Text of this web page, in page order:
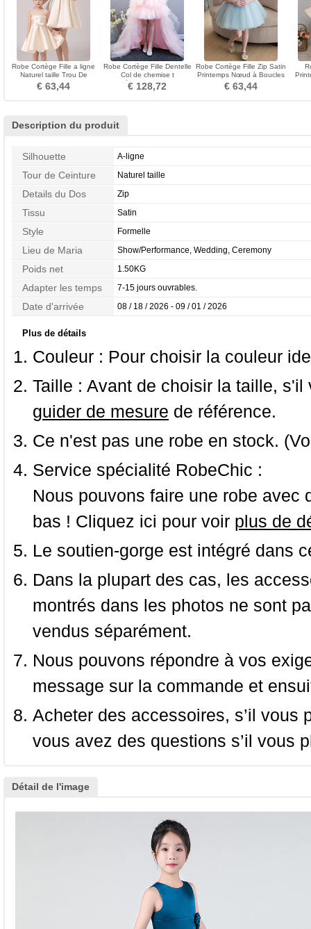
Robe Cortège Fille a ligne
Naturel taille Trou De
Serrure Manquant
€ 63,44
Robe Cortège Fille Dentelle
Col de chemise t
Asymétrique Naturel taille
€ 128,72
Robe Cortège Fille Zip Satin
Printemps Nœud à Boucles
Manquant
€ 63,44
Description du produit
Silhouette A-ligne
Tour de Ceinture Naturel taille
Details du Dos Zip
Tissu Satin
Style Formelle
Lieu de Maria Show/Performance, Wedding, Ceremony
Poids net 1.50KG
Adapter les temps 7-15 jours ouvrables.
Date d'arrivée 08 / 18 / 2026 - 09 / 01 / 2026
Plus de détails
Couleur : Pour choisir la couleur
Taille : Avant de choisir la taille,
guider de mesure de référence.
Ce n'est pas une robe en stock.
Service spécialité RobeChic :
Nous pouvons faire une robe
bas ! Cliquez ici pour voir plus de
Le soutien-gorge est intégré dans
Dans la plupart des cas, les
montrés dans les photos ne sont
vendus séparément.
Nous pouvons répondre à vos
message sur la commande et
Acheter des accessoires, s’il
vous avez des questions s’il vous
Détail de l'image